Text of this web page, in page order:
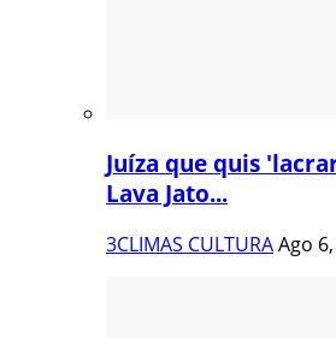
Juíza que quis
Lava Jato...
3CLIMAS CULTURAAgo